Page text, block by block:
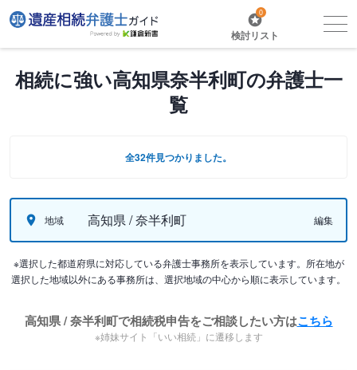
0
検討リスト
相続に強い高知県奈半利町の弁護士一
覧
全32件見つかりました。
地域 高知県 / 奈半利町 編集
※選択した都道府県に対応している弁護士事務所を表示しています。所在地が
選択した地域以外にある事務所は、選択地域の中心から順に表示しています。
高知県 / 奈半利町で相続税申告をご相談したい方はこちら
※姉妹サイト「いい相続」に遷移します